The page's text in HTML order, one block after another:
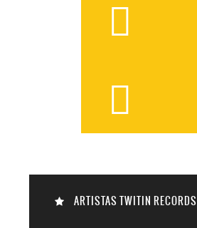



ARTISTAS TWITIN RECORDS